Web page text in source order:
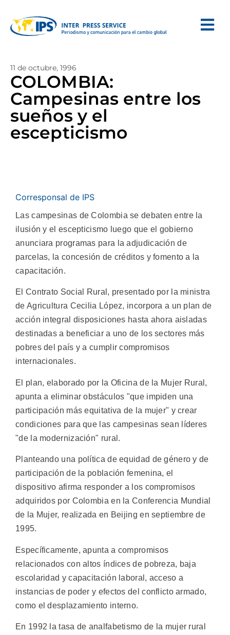
11 de octubre, 1996
COLOMBIA:
Campesinas entre los
sueños y el
escepticismo
Corresponsal de IPS
Las campesinas de Colombia se debaten entre la
ilusión y el escepticismo luego que el gobierno
anunciara programas para la adjudicación de
parcelas, la concesión de créditos y fomento a la
capacitación.
El Contrato Social Rural, presentado por la ministra
de Agricultura Cecilia López, incorpora a un plan de
acción integral disposiciones hasta ahora aisladas
destinadas a beneficiar a uno de los sectores más
pobres del país y a cumplir compromisos
internacionales.
El plan, elaborado por la Oficina de la Mujer Rural,
apunta a eliminar obstáculos "que impiden una
participación más equitativa de la mujer" y crear
condiciones para que las campesinas sean líderes
"de la modernización" rural.
Planteando una política de equidad de género y de
participación de la población femenina, el
dispositivo afirma responder a los compromisos
adquiridos por Colombia en la Conferencia Mundial
de la Mujer, realizada en Beijing en septiembre de
1995.
Específicamente, apunta a compromisos
relacionados con altos índices de pobreza, baja
escolaridad y capacitación laboral, acceso a
instancias de poder y efectos del conflicto armado,
como el desplazamiento interno.
En 1992 la tasa de analfabetismo de la mujer rural